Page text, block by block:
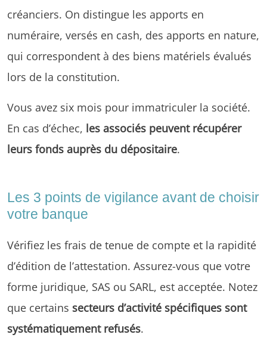
créanciers. On distingue les apports en
numéraire, versés en cash, des apports en nature,
qui correspondent à des biens matériels évalués
lors de la constitution.
Vous avez six mois pour immatriculer la société.
En cas d’échec, les associés peuvent récupérer
leurs fonds auprès du dépositaire.
Les 3 points de vigilance avant de choisir
votre banque
Vérifiez les frais de tenue de compte et la rapidité
d’édition de l’attestation. Assurez-vous que votre
forme juridique, SAS ou SARL, est acceptée. Notez
que certains secteurs d’activité spécifiques sont
systématiquement refusés.